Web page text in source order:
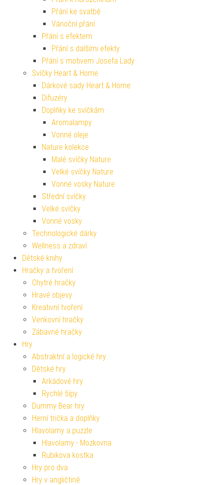
Přání ke svatbě
Vánoční přání
Přání s efektem
Přání s dalšími efekty
Přání s motivem Josefa Lady
Svíčky Heart & Home
Dárkové sady Heart & Home
Difuzéry
Doplňky ke svíčkám
Aromalampy
Vonné oleje
Nature kolekce
Malé svíčky Nature
Velké svíčky Nature
Vonné vosky Nature
Střední svíčky
Velké svíčky
Vonné vosky
Technologické dárky
Wellness a zdraví
Dětské knihy
Hračky a tvoření
Chytré hračky
Hravé objevy
Kreativní tvoření
Venkovní hračky
Zábavné hračky
Hry
Abstraktní a logické hry
Dětské hry
Arkádové hry
Rychlé šípy
Dummy Bear hry
Herní trička a doplňky
Hlavolamy a puzzle
Hlavolamy - Mozkovna
Rubikova kostka
Hry pro dva
Hry v angličtině